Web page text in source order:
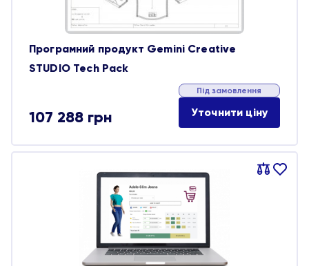
Програмний продукт Gemini Creative
STUDIO Tech Pack
107 288 грн
Під замовлення
Уточнити ціну
Порівняти
В